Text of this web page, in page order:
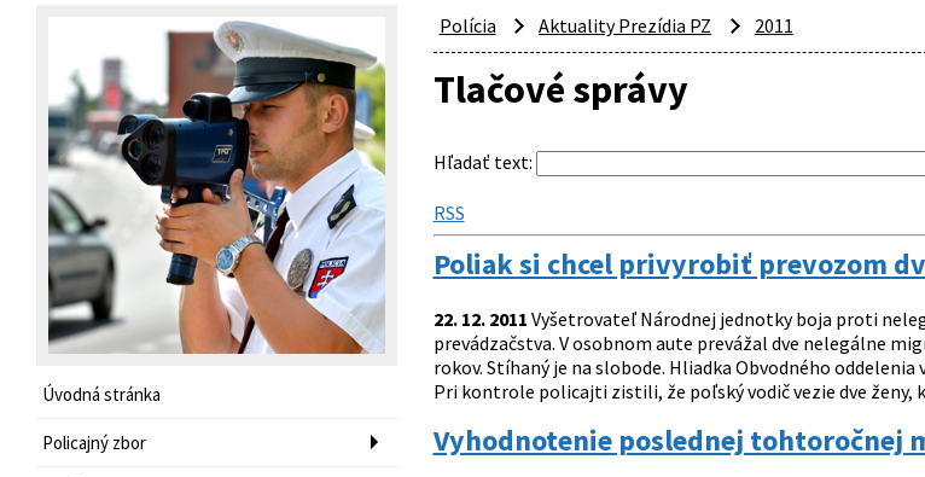
Úvodná stránka
Policajný zbor
Polícia Aktuality Prezídia PZ 2011
Tlačové správy
Hľadať text:
RSS
Poliak si chcel privyrobiť prevozom
22. 12. 2011 Vyšetrovateľ Národnej jednotky boja proti
prevádzačstva. V osobnom aute prevážal dve nelegálne
rokov. Stíhaný je na slobode. Hliadka Obvodného
Pri kontrole policajti zistili, že poľský vodič vezie dve ženy,
Vyhodnotenie poslednej tohtoročnej